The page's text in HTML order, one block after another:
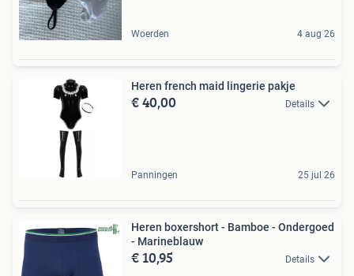
Woerden 4 aug 26
Heren french maid lingerie pakje
€ 40,00 Details
Panningen 25 jul 26
Heren boxershort - Bamboe - Ondergoed
- Marineblauw
€ 10,95 Details